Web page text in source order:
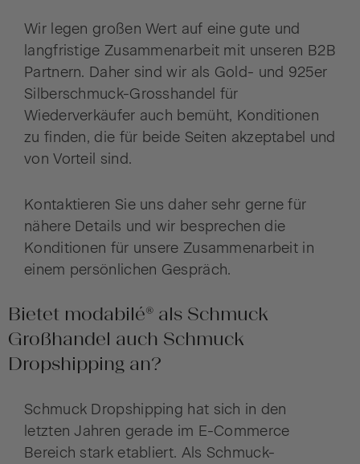
Wir legen großen Wert auf eine gute und
langfristige Zusammenarbeit mit unseren B2B
Partnern. Daher sind wir als Gold- und 925er
Silberschmuck-Grosshandel für
Wiederverkäufer auch bemüht, Konditionen
zu finden, die für beide Seiten akzeptabel und
von Vorteil sind.
Kontaktieren Sie uns daher sehr gerne für
nähere Details und wir besprechen die
Konditionen für unsere Zusammenarbeit in
einem persönlichen Gespräch.
Bietet modabilé® als Schmuck
Großhandel auch Schmuck
Dropshipping an?
Schmuck Dropshipping hat sich in den
letzten Jahren gerade im E-Commerce
Bereich stark etabliert. Als Schmuck-